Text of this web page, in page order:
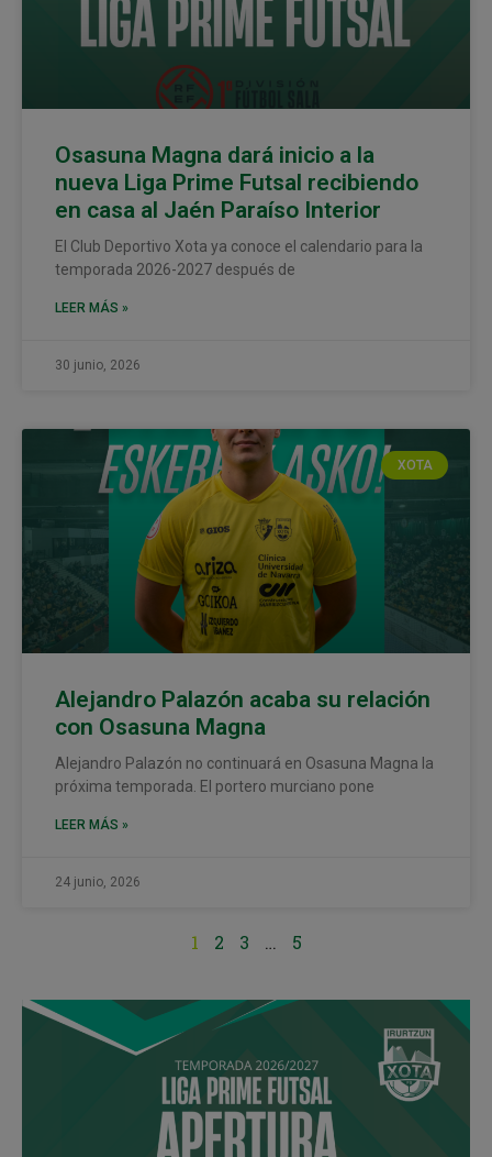
Osasuna Magna dará inicio a la
nueva Liga Prime Futsal recibiendo
en casa al Jaén Paraíso Interior
El Club Deportivo Xota ya conoce el calendario para la
temporada 2026-2027 después de
LEER MÁS »
30 junio, 2026
XOTA
Alejandro Palazón acaba su relación
con Osasuna Magna
Alejandro Palazón no continuará en Osasuna Magna la
próxima temporada. El portero murciano pone
LEER MÁS »
24 junio, 2026
1 2 3 … 5